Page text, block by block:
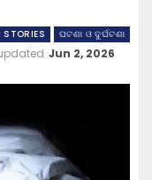
STORIES ଘଟଣା ଓ ଦୁର୍ଘଟଣା
Jun 2, 2026